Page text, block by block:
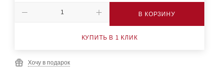
В КОРЗИНУ
КУПИТЬ В 1 КЛИК
Хочу в подарок